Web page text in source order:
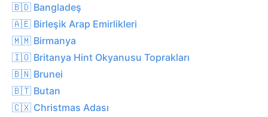
🇧🇩 Bangladeş
🇦🇪 Birleşik Arap Emirlikleri
🇲🇲 Birmanya
🇮🇴 Britanya Hint Okyanusu Toprakları
🇧🇳 Brunei
🇧🇹 Butan
🇨🇽 Christmas Adası